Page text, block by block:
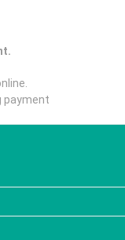
payment